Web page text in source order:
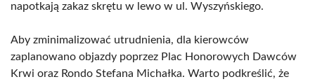
napotkają zakaz skrętu w lewo w ul. Wyszyńskiego.
Aby zminimalizować utrudnienia, dla kierowców
zaplanowano objazdy poprzez Plac Honorowych Dawców
Krwi oraz Rondo Stefana Michałka. Warto podkreślić, że